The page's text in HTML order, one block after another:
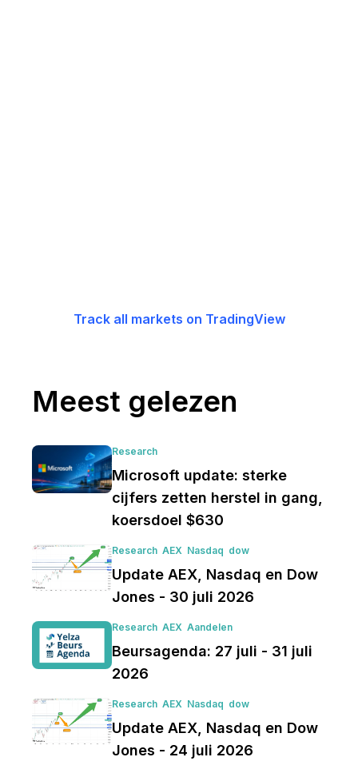
Track all markets on TradingView
Meest gelezen
Research
Microsoft update: sterke
cijfers zetten herstel in gang,
koersdoel $630
Research AEX Nasdaq dow
Update AEX, Nasdaq en Dow
Jones - 30 juli 2026
Research AEX Aandelen
Beursagenda: 27 juli - 31 juli
2026
Research AEX Nasdaq dow
Update AEX, Nasdaq en Dow
Jones - 24 juli 2026